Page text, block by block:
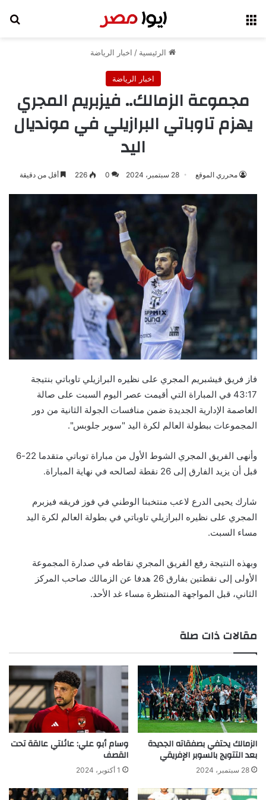
الرئيسية / اخبار الرياضة
اخبار الرياضة
مجموعة الزمالك.. فيزبريم المجري
يهزم تاوباتي البرازيلي في مونديال
اليد
محرري الموقع 28 سبتمبر، 2024 0
226 أقل من دقيقة
فاز فريق فيشبريم المجري على نظيره البرازيلي تاوباتي بنتيجة
43:17 في المباراة التي أقيمت عصر اليوم السبت على صالة
العاصمة الإدارية الجديدة ضمن منافسات الجولة الثانية من دور
المجموعات ببطولة العالم لكرة اليد "سوبر جلوبس".
وأنهى الفريق المجري الشوط الأول من مباراة توباتي متقدما 22-6
قبل أن يزيد الفارق إلى 26 نقطة لصالحه في نهاية المباراة.
شارك يحيى الدرع لاعب منتخبنا الوطني في فوز فريقه فيزبرم
المجري على نظيره البرازيلي تاوباتي في بطولة العالم لكرة اليد
مساء السبت.
وبهذه النتيجة رفع الفريق المجري نقاطه في صدارة المجموعة
الأولى إلى نقطتين بفارق 26 هدفا عن الزمالك صاحب المركز
الثاني، قبل المواجهة المنتظرة مساء غد الأحد.
مقالات ذات صلة
الزمالك يحتفي بصفقاته الجديدة
بعد التتويج بالسوبر الإفريقي
28 سبتمبر، 2024
وسام أبو علي: عائلتي عالقة تحت
القصف
1 أكتوبر، 2024